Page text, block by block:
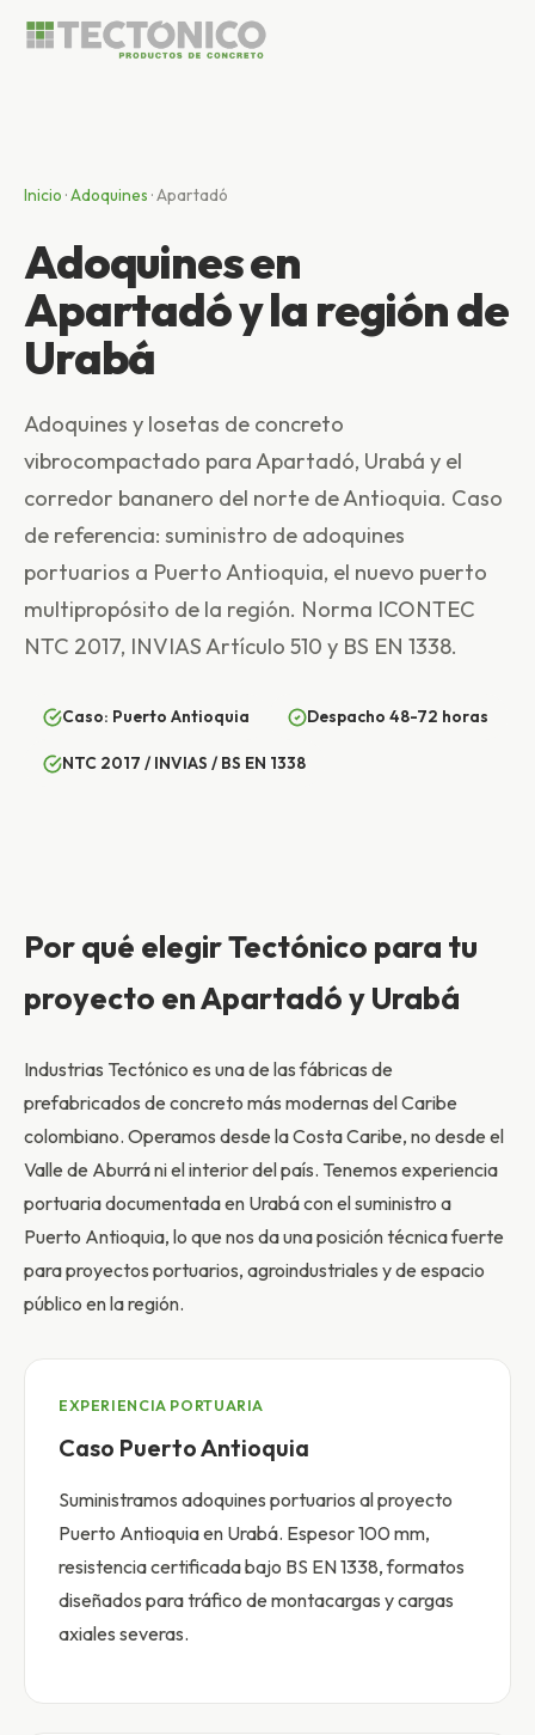
Inicio ·Adoquines ·Apartadó
Adoquines en
Apartadó y la región de
Urabá
Adoquines y losetas de concreto
vibrocompactado para Apartadó, Urabá y el
corredor bananero del norte de Antioquia. Caso
de referencia: suministro de adoquines
portuarios a Puerto Antioquia, el nuevo puerto
multipropósito de la región. Norma ICONTEC
NTC 2017, INVIAS Artículo 510 y BS EN 1338.
Caso: Puerto Antioquia Despacho 48-72 horas
NTC 2017 / INVIAS / BS EN 1338
Por qué elegir Tectónico para tu
proyecto en Apartadó y Urabá
Industrias Tectónico es una de las fábricas de
prefabricados de concreto más modernas del Caribe
colombiano. Operamos desde la Costa Caribe, no desde el
Valle de Aburrá ni el interior del país. Tenemos experiencia
portuaria documentada en Urabá con el suministro a
Puerto Antioquia, lo que nos da una posición técnica fuerte
para proyectos portuarios, agroindustriales y de espacio
público en la región.
EXPERIENCIA PORTUARIA
Caso Puerto Antioquia
Suministramos adoquines portuarios al proyecto
Puerto Antioquia en Urabá. Espesor 100 mm,
resistencia certificada bajo BS EN 1338, formatos
diseñados para tráfico de montacargas y cargas
axiales severas.